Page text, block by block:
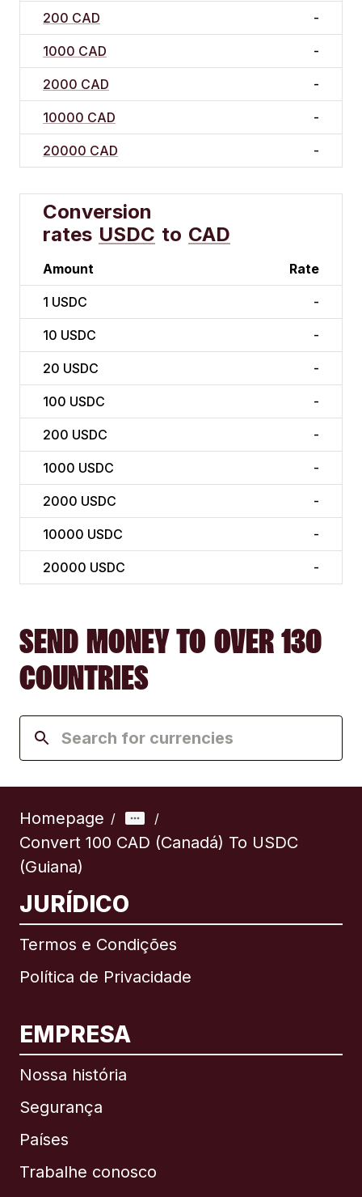
200 CAD -
1000 CAD -
2000 CAD -
10000 CAD -
20000 CAD -
Conversion
rates USDC to CAD
Amount Rate
1 USDC -
10 USDC -
20 USDC -
100 USDC -
200 USDC -
1000 USDC -
2000 USDC -
10000 USDC -
20000 USDC -
SEND MONEY TO OVER 130
COUNTRIES
Homepage / /
Convert 100 CAD (Canadá) To USDC
(Guiana)
JURÍDICO
Termos e Condições
Política de Privacidade
EMPRESA
Nossa história
Segurança
Países
Trabalhe conosco